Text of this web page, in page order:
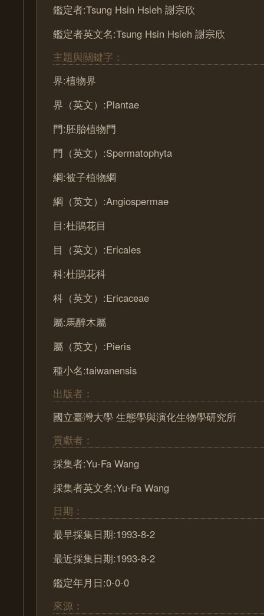
鑑定者:Tsung Hsin Hsieh 謝宗欣
鑑定者英文名:Tsung Hsin Hsieh 謝宗欣
主題與關鍵字：
界:植物界
界（英文）:Plantae
門:胚胎植物門
門（英文）:Spermatophyta
綱:被子植物綱
綱（英文）:Angiospermae
目:杜鵑花目
目（英文）:Ericales
科:杜鵑花科
科（英文）:Ericaceae
屬:馬醉木屬
屬（英文）:Pieris
種小名:taiwanensis
出版者：
國立臺灣大學 生態學與演化生物學研究所
貢獻者：
採集者:Yu-Fa Wang
採集者英文名:Yu-Fa Wang
日期：
最早採集日期:1993-8-2
最近採集日期:1993-8-2
鑑定年月日:0-0-0
來源：